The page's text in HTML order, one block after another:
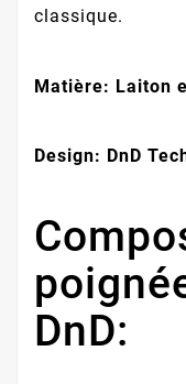
classique.
Matière: Laiton
Design: DnD
DnD: